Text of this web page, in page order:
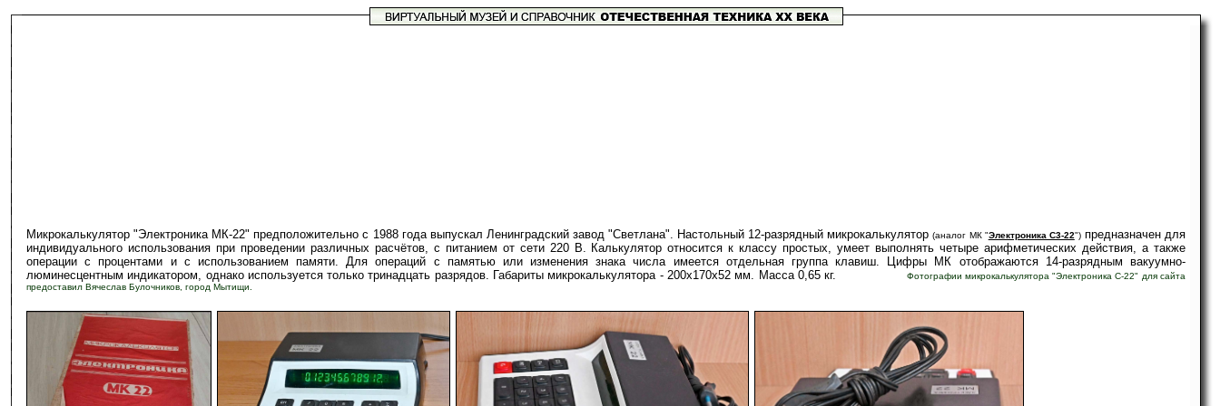
Микрокалькулятор "Электроника МК-22" предположительно с 1988 года выпускал Ленинградский завод "Светлана". Настольный 12-разрядный микрокалькулятор(аналог МК "Электроника С3-22")предназначен для
индивидуального использования при проведении различных расчётов, с питанием от сети 220 В. Калькулятор относится к классу простых, умеет выполнять четыре арифметических действия, а также
операции с процентами и с использованием памяти. Для операций с памятью или изменения знака числа имеется отдельная группа клавиш. Цифры МК отображаются 14-разрядным вакуумно-
люминесцентным индикатором, однако используется только тринадцать разрядов. Габариты микрокалькулятора - 200x170x52 мм. Масса 0,65 кг.
Фотографии микрокалькулятора "Электроника С-22" для сайта
предоставил Вячеслав Булочников, город Мытищи.